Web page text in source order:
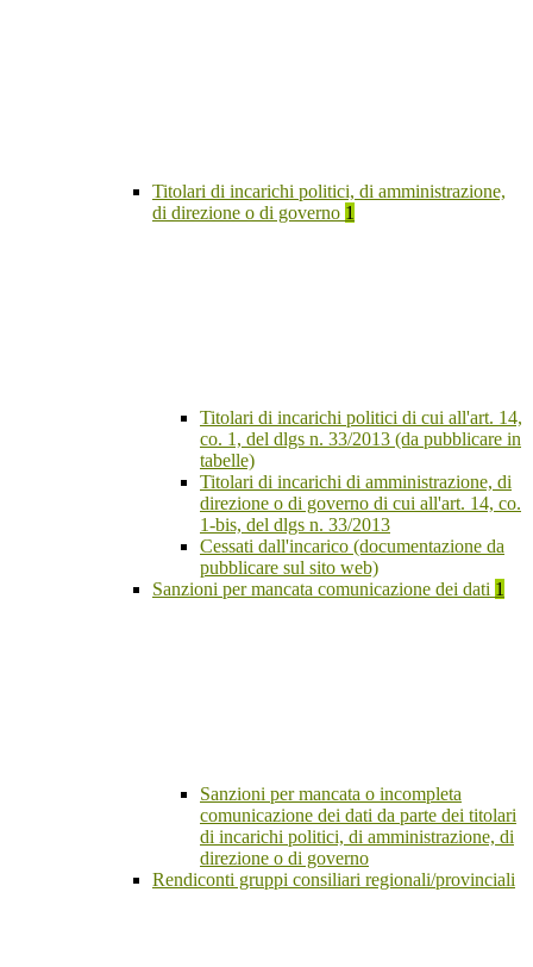
Titolari di incarichi politici, di amministrazione,
di direzione o di governo 1
Titolari di incarichi politici di cui all'art. 14,
co. 1, del dlgs n. 33/2013 (da pubblicare in
tabelle)
Titolari di incarichi di amministrazione, di
direzione o di governo di cui all'art. 14, co.
1-bis, del dlgs n. 33/2013
Cessati dall'incarico (documentazione da
pubblicare sul sito web)
Sanzioni per mancata comunicazione dei dati 1
Sanzioni per mancata o incompleta
comunicazione dei dati da parte dei titolari
di incarichi politici, di amministrazione, di
direzione o di governo
Rendiconti gruppi consiliari regionali/provinciali